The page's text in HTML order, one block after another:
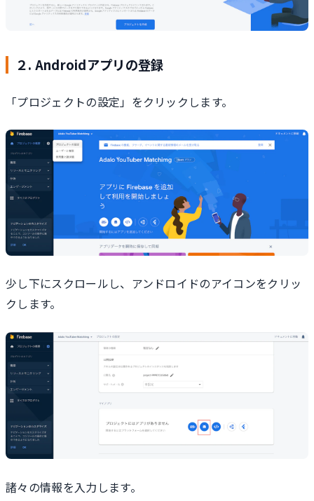
２. Androidアプリの登録
「プロジェクトの設定」をクリックします。
少し下にスクロールし、アンドロイドのアイコンをクリッ
クします。
諸々の情報を入力します。